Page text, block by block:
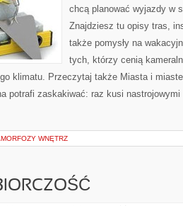
chcą planować wyjazdy w
Znajdziesz tu opisy tras,
także pomysły na
tych, którzy cenią
klimatu. Przeczytaj także Miasta i
potrafi zaskakiwać: raz kusi
WNĘTRZ